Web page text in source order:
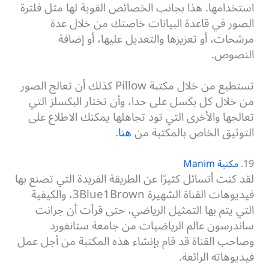
استخدامها. هذا بجانب الخصائص القوية لها مثل فلترة
الصور في قاعدة البيانات خاصتك من خلال عدة
مرشحات، أو تعزيزها والتعديل عليها، أو إضافة
النصوص.
تستطيع من خلال مكتبة Pillow كذلك أن تعالج الصور
من خلال كل بكسل على حدا، وأن تختار البكسلز التي
تعالجها والأخرى التي تود تجاهلها يمكنك الاطلاع على
التوثيق الخاص بالمكتبة منهنا.
19. مكتبة Manim
لقد كنت أتسائل كثيرًا عن الطريقة الفريدة التي تصنع بها
فيديوهات القناة الشهيرة 3Blue1Brown، والكيفية
التي يتم بها التمثيل الرياضي، حتى قرأت أن جرانت
ساندرسون عالم الرياضيات من جامعة ستانفورد
وصاحب القناة قد قام بإنشاء هذه المكتبة من أجل عمل
فيديوهاته الرائعة.